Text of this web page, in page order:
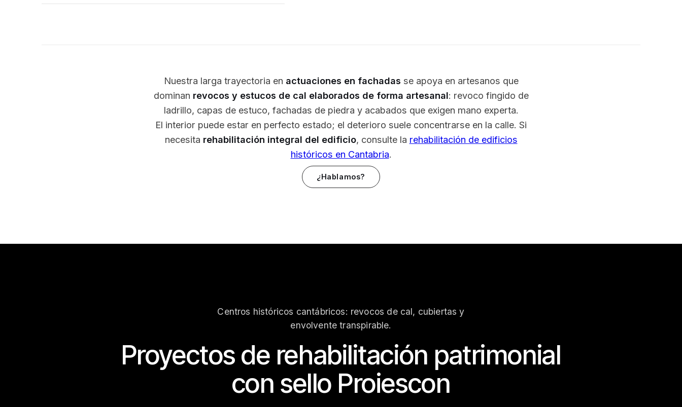
Nuestra larga trayectoria en actuaciones en fachadas se apoya en artesanos que
dominan revocos y estucos de cal elaborados de forma artesanal: revoco fingido de
ladrillo, capas de estuco, fachadas de piedra y acabados que exigen mano experta.
El interior puede estar en perfecto estado; el deterioro suele concentrarse en la calle. Si
necesita rehabilitación integral del edificio, consulte la rehabilitación de edificios
históricos en Cantabria.
¿Hablamos?
Centros históricos cantábricos: revocos de cal, cubiertas y
envolvente transpirable.
Proyectos de rehabilitación patrimonial
con sello Proiescon